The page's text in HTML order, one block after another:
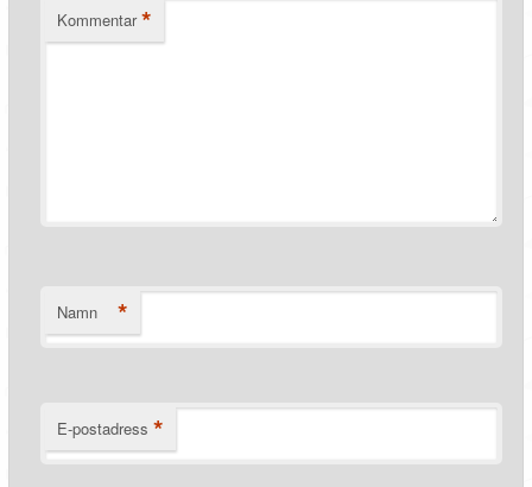
Kommentar *
Namn *
E-postadress *